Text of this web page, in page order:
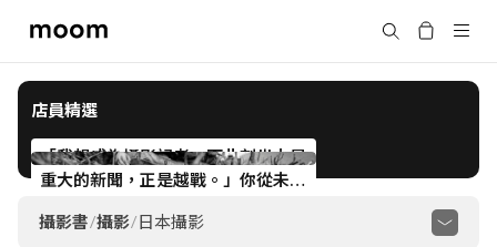
moom
bookshop
搜尋
店員精選
「我想成為攝影記者，而此刻世上最
重大的新聞，正是越戰。」你從未聽
攝影書/攝影/日本攝影